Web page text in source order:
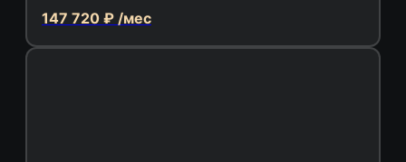
147 720 ₽ /мес